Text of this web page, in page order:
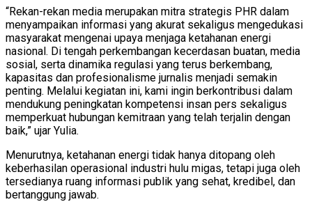
“Rekan-rekan media merupakan mitra strategis PHR dalam
menyampaikan informasi yang akurat sekaligus mengedukasi
masyarakat mengenai upaya menjaga ketahanan energi
nasional. Di tengah perkembangan kecerdasan buatan, media
sosial, serta dinamika regulasi yang terus berkembang,
kapasitas dan profesionalisme jurnalis menjadi semakin
penting. Melalui kegiatan ini, kami ingin berkontribusi dalam
mendukung peningkatan kompetensi insan pers sekaligus
memperkuat hubungan kemitraan yang telah terjalin dengan
baik,” ujar Yulia.
Menurutnya, ketahanan energi tidak hanya ditopang oleh
keberhasilan operasional industri hulu migas, tetapi juga oleh
tersedianya ruang informasi publik yang sehat, kredibel, dan
bertanggung jawab.